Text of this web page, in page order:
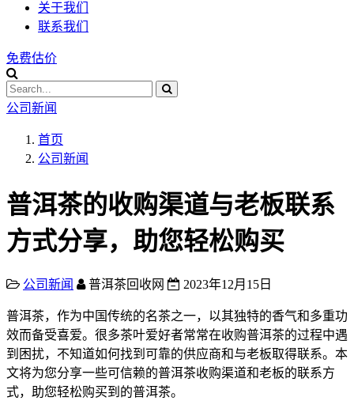
关于我们
联系我们
免费估价
公司新闻
首页
公司新闻
普洱茶的收购渠道与老板联系
方式分享，助您轻松购买
公司新闻 普洱茶回收网 2023年12月15日
普洱茶，作为中国传统的名茶之一，以其独特的香气和多重功
效而备受喜爱。很多茶叶爱好者常常在收购普洱茶的过程中遇
到困扰，不知道如何找到可靠的供应商和与老板取得联系。本
文将为您分享一些可信赖的普洱茶收购渠道和老板的联系方
式，助您轻松购买到的普洱茶。